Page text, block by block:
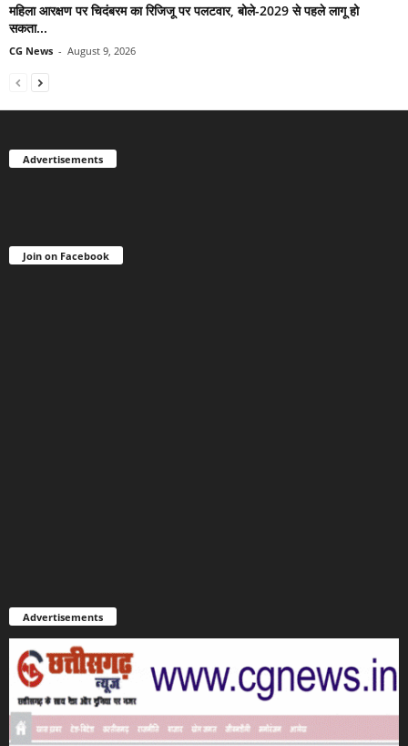
महिला आरक्षण पर चिदंबरम का रिजिजू पर पलटवार, बोले-2029 से पहले लागू हो
सकता...
CG News - August 9, 2026
Advertisements
Join on Facebook
Advertisements